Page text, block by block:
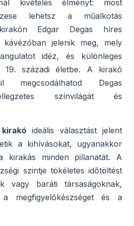
kivételes élményt: most
lehetsz a műalkotás
Edgar Degas híres
jelenik meg, mely
idéz, és különleges
19. századi életbe. A kirakó
megcsodálhatod Degas
színvilágát és
ideális választást jelent
a kihívásokat, ugyanakkor
kirakás minden pillanatát. A
szintje tökéletes időtöltést
vagy baráti társaságoknak,
megfigyelőkészséget és a